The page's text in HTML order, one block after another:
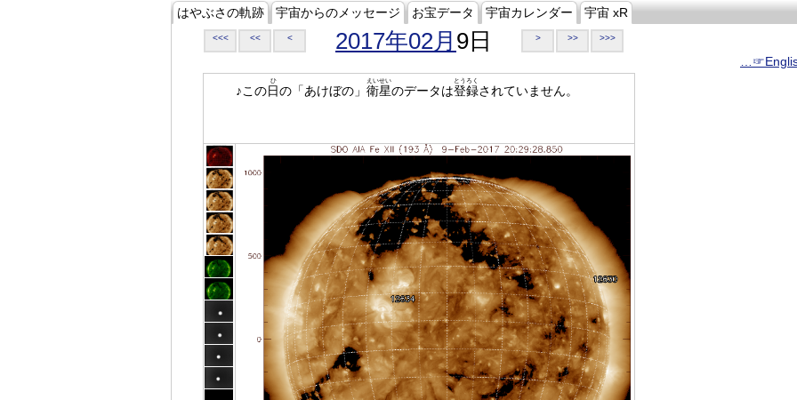
はやぶさの軌跡 宇宙からのメッセージ お宝データ 宇宙カレンダー 宇宙 xR
<<< << < 2017年02月 9日 > >> >>>
♪この日
ひ
の「あけぼの」 衛星
えいせい
のデータは登録
とうろく
されていません。